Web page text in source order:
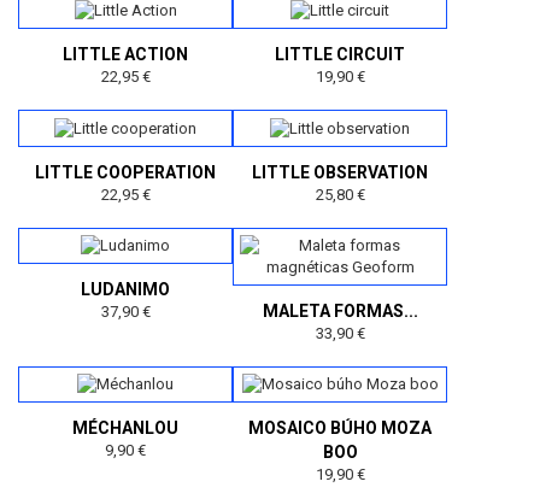
LITTLE ACTION
22,95 €
LITTLE CIRCUIT
19,90 €
LITTLE COOPERATION
22,95 €
LITTLE OBSERVATION
25,80 €
LUDANIMO
37,90 € MALETA FORMAS...
33,90 €
MÉCHANLOU
9,90 €
MOSAICO BÚHO MOZA
BOO
19,90 €